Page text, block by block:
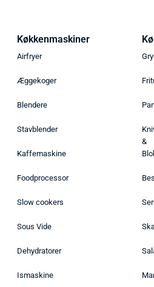
Køkkenmaskiner
Airfryer
Æggekoger
Blendere
Stavblender
Kaffemaskine
Foodprocessor
Slow cookers
Sous Vide
Dehydratorer
Ismaskine
&